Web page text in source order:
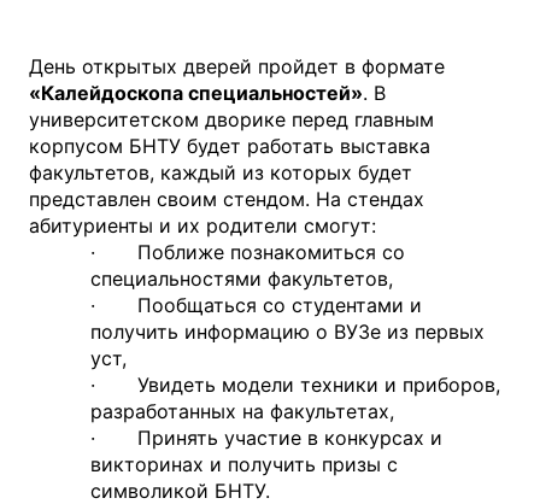
День открытых дверей пройдет в формате
«Калейдоскопа специальностей». В
университетском дворике перед главным
корпусом БНТУ будет работать выставка
факультетов, каждый из которых будет
представлен своим стендом. На стендах
абитуриенты и их родители смогут:
· Поближе познакомиться со
специальностями факультетов,
· Пообщаться со студентами и
получить информацию о ВУЗе из первых
уст,
· Увидеть модели техники и приборов,
разработанных на факультетах,
· Принять участие в конкурсах и
викторинах и получить призы с
символикой БНТУ.